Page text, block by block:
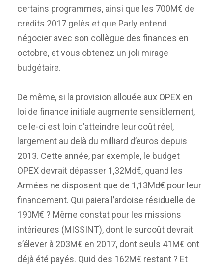
certains programmes, ainsi que les 700M€ de
crédits 2017 gelés et que Parly entend
négocier avec son collègue des finances en
octobre, et vous obtenez un joli mirage
budgétaire.
De même, si la provision allouée aux OPEX en
loi de finance initiale augmente sensiblement,
celle-ci est loin d’atteindre leur coût réel,
largement au delà du milliard d’euros depuis
2013. Cette année, par exemple, le budget
OPEX devrait dépasser 1,32Md€, quand les
Armées ne disposent que de 1,13Md€ pour leur
financement. Qui paiera l’ardoise résiduelle de
190M€ ? Même constat pour les missions
intérieures (MISSINT), dont le surcoût devrait
s’élever à 203M€ en 2017, dont seuls 41M€ ont
déjà été payés. Quid des 162M€ restant ? Et